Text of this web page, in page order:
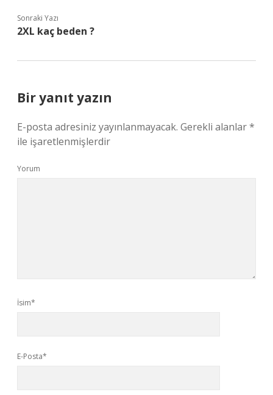
Sonraki Yazı
2XL kaç beden ?
Bir yanıt yazın
E-posta adresiniz yayınlanmayacak. Gerekli alanlar*
ile işaretlenmişlerdir
Yorum
İsim*
E-Posta*